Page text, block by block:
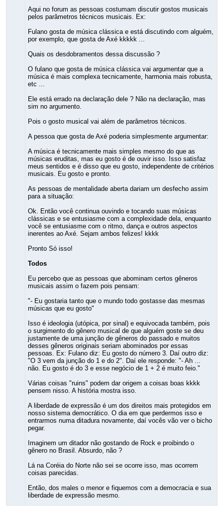
Aqui no forum as pessoas costumam discutir gostos musicais
pelos parâmetros técnicos musicais. Ex:
Fulano gosta de música clássica e está discutindo com alguém,
por exemplo, que gosta de Axé kkkkk ...
Quais os desdobramentos dessa discussão ?
O fulano que gosta de música clássica vai argumentar que a
música é mais complexa tecnicamente, harmonia mais robusta,
etc ...
Ele está errado na declaração dele ? Não na declaração, mas
sim no argumento.
Pois o gosto musical vai além de parâmetros técnicos.
A pessoa que gosta de Axé poderia simplesmente argumentar:
A música é tecnicamente mais simples mesmo do que as
músicas eruditas, mas eu gosto é de ouvir isso. Isso satisfaz
meus sentidos e é disso que eu gosto, independente de critérios
musicais. Eu gosto e pronto.
As pessoas de mentalidade aberta dariam um desfecho assim
para a situação:
Ok. Então você continua ouvindo e tocando suas músicas
clássicas e se entusiasme com a complexidade dela, enquanto
você se entusiasme com o ritmo, dança e outros aspectos
inerentes ao Axé. Sejam ambos felizes! kkkk
Pronto Só isso!
Todos
Eu percebo que as pessoas que abominam certos gêneros
musicais assim o fazem pois pensam:
"- Eu gostaria tanto que o mundo todo gostasse das mesmas
músicas que eu gosto"
Isso é ideologia (utópica, por sinal) e equivocada também, pois
o surgimento do gênero musical de que alguém goste se deu
justamente de uma junção de gêneros do passado e muitos
desses gêneros originais seriam abominados por essas
pessoas. Ex: Fulano diz: Eu gosto do número 3. Daí outro diz:
"O 3 vem da junção do 1 e do 2". Daí ele responde: "- Ah ...
não. Eu gosto é do 3 e esse negócio de 1 + 2 é muito feio."
Várias coisas "ruins" podem dar origem a coisas boas kkkk
pensem nisso. A história mostra isso.
A liberdade de expressão é um dos direitos mais protegidos em
nosso sistema democrático. O dia em que perdermos isso e
entrarmos numa ditadura novamente, daí vocês vão ver o bicho
pegar.
Imaginem um ditador não gostando de Rock e proibindo o
gênero no Brasil. Absurdo, não ?
Lá na Coréia do Norte não sei se ocorre isso, mas ocorrem
coisas parecidas.
Então, dos males o menor e fiquemos com a democracia e sua
liberdade de expressão mesmo.